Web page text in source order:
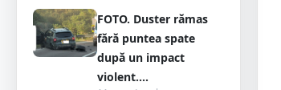
FOTO. Duster rămas
fără puntea spate
după un impact
violent....